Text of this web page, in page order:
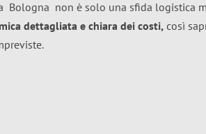
Bologna non è solo una sfida logistica
dettagliata e chiara dei costi, così